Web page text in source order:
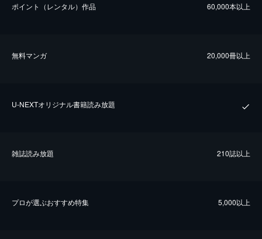
ポイント（レンタル）作品 60,000本以上
無料マンガ 20,000冊以上
U-NEXTオリジナル書籍読み放題
雑誌読み放題 210誌以上
プロが選ぶおすすめ特集 5,000以上